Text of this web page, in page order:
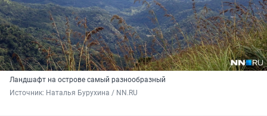
Ландшафт на острове самый разнообразный
Источник: Наталья Бурухина / NN.RU